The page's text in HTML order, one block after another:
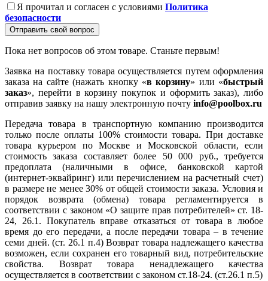
Я прочитал и согласен с условиями Политика
безопасности
Отправить свой вопрос
Пока нет вопросов об этом товаре. Станьте первым!
Заявка на поставку товара осуществляется путем оформления
заказа на сайте (нажать кнопку «в корзину» или «быстрый
заказ», перейти в корзину покупок и оформить заказ), либо
отправив заявку на нашу электронную почту info@poolbox.ru
Передача товара в транспортную компанию производится
только после оплаты 100% стоимости товара. При доставке
товара курьером по Москве и Московской области, если
стоимость заказа составляет более 50 000 руб., требуется
предоплата (наличными в офисе, банковской картой
(интернет-эквайринг) или перечислением на расчетный счет)
в размере не менее 30% от общей стоимости заказа. Условия и
порядок возврата (обмена) товара регламентируется в
соответствии с законом «О защите прав потребителей» ст. 18-
24, 26.1. Покупатель вправе отказаться от товара в любое
время до его передачи, а после передачи товара – в течение
семи дней. (ст. 26.1 п.4) Возврат товара надлежащего качества
возможен, если сохранен его товарный вид, потребительские
свойства. Возврат товара ненадлежащего качества
осуществляется в соответствии с законом ст.18-24. (ст.26.1 п.5)